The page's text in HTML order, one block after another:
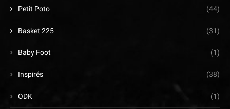
Petit Poto (44)
Basket 225 (31)
Baby Foot (1)
Inspirés (38)
ODK (1)